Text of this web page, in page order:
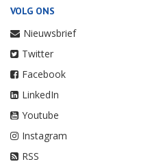
VOLG ONS
Nieuwsbrief
Twitter
Facebook
LinkedIn
Youtube
Instagram
RSS